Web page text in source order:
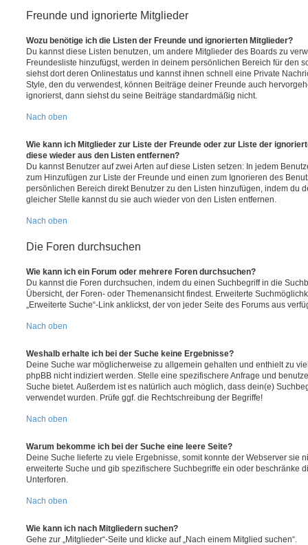
Freunde und ignorierte Mitglieder
Wozu benötige ich die Listen der Freunde und ignorierten Mitglieder?
Du kannst diese Listen benutzen, um andere Mitglieder des Boards zu
Freundesliste hinzufügst, werden in deinem persönlichen Bereich für den
siehst dort deren Onlinestatus und kannst ihnen schnell eine Private
Style, den du verwendest, können Beiträge deiner Freunde auch
ignorierst, dann siehst du seine Beiträge standardmäßig nicht.
Nach oben
Wie kann ich Mitglieder zur Liste der Freunde oder zur Liste der
diese wieder aus den Listen entfernen?
Du kannst Benutzer auf zwei Arten auf diese Listen setzen: In jedem
zum Hinzufügen zur Liste der Freunde und einen zum Ignorieren des
persönlichen Bereich direkt Benutzer zu den Listen hinzufügen, indem du
gleicher Stelle kannst du sie auch wieder von den Listen entfernen.
Nach oben
Die Foren durchsuchen
Wie kann ich ein Forum oder mehrere Foren durchsuchen?
Du kannst die Foren durchsuchen, indem du einen Suchbegriff in die
Übersicht, der Foren- oder Themenansicht findest. Erweiterte
„Erweiterte Suche“-Link anklickst, der von jeder Seite des Forums aus
Nach oben
Weshalb erhalte ich bei der Suche keine Ergebnisse?
Deine Suche war möglicherweise zu allgemein gehalten und enthielt zu
phpBB nicht indiziert werden. Stelle eine spezifischere Anfrage und
Suche bietet. Außerdem ist es natürlich auch möglich, dass dein(e)
verwendet wurden. Prüfe ggf. die Rechtschreibung der Begriffe!
Nach oben
Warum bekomme ich bei der Suche eine leere Seite?
Deine Suche lieferte zu viele Ergebnisse, somit konnte der Webserver sie
erweiterte Suche und gib spezifischere Suchbegriffe ein oder beschränke
Unterforen.
Nach oben
Wie kann ich nach Mitgliedern suchen?
Gehe zur „Mitglieder“-Seite und klicke auf „Nach einem Mitglied suchen“.